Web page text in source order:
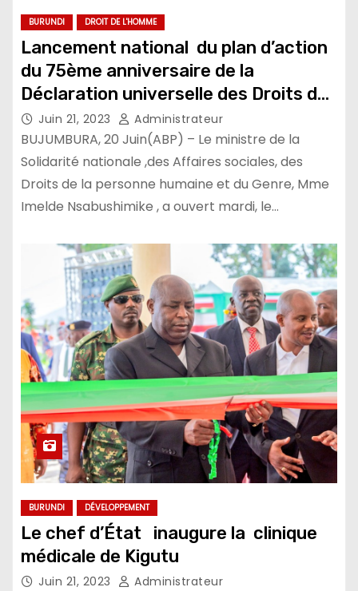
BURUNDI DROIT DE L'HOMME
Lancement national du plan d’action
du 75ème anniversaire de la
Déclaration universelle des Droits de
l’Homme
Juin 21, 2023 Administrateur
BUJUMBURA, 20 Juin(ABP) – Le ministre de la
Solidarité nationale ,des Affaires sociales, des
Droits de la personne humaine et du Genre, Mme
Imelde Nsabushimike , a ouvert mardi, le…
BURUNDI DÉVELOPPEMENT
Le chef d’État inaugure la clinique
médicale de Kigutu
Juin 21, 2023 Administrateur